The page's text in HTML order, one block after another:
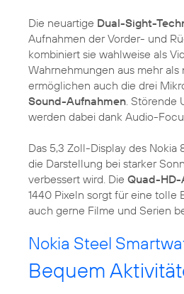
Die neuartige Dual-Sight-
Aufnahmen der Vorder- und
kombiniert sie wahlweise als
Wahrnehmungen aus mehr als
ermöglichen auch die drei
Sound-Aufnahmen. Störende
werden dabei dank Audio-
Das 5,3 Zoll-Display des Nokia
die Darstellung bei starker
verbessert wird. Die Quad-
1440 Pixeln sorgt für eine tolle
auch gerne Filme und Serien
Nokia Steel
Bequem